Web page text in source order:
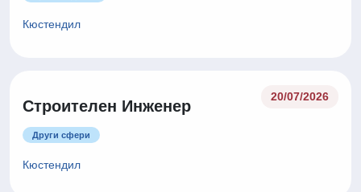
Кюстендил
Строителен Инженер
20/07/2026
Други сфери
Кюстендил